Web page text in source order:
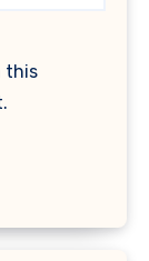
this